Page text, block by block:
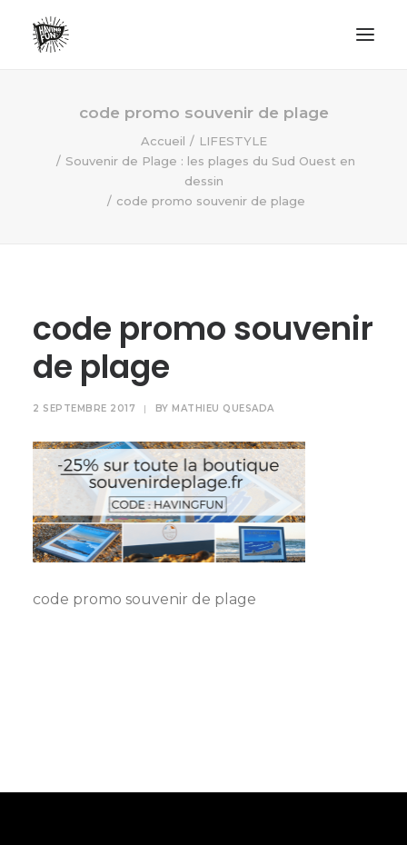
LIFESTYLE
ECO FRIENDLY
RECHERCHE
code promo souvenir de plage
Accueil
LIFESTYLE
Souvenir de Plage : les plages du Sud Ouest en
dessin
code promo souvenir de plage
code promo souvenir
de plage
2 SEPTEMBRE 2017 | BY MATHIEU QUESADA
code promo souvenir de plage